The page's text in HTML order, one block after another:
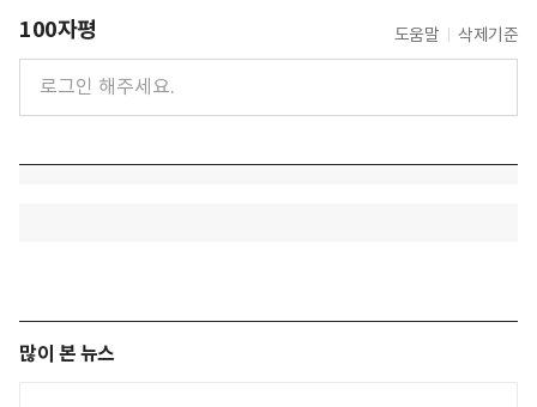
100자평 도움말 삭제기준
많이 본 뉴스